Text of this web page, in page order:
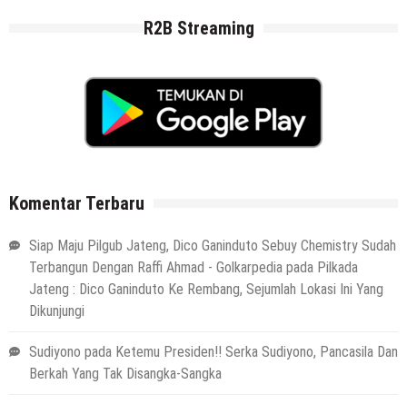
R2B Streaming
Komentar Terbaru
Siap Maju Pilgub Jateng, Dico Ganinduto Sebuy Chemistry Sudah
Terbangun Dengan Raffi Ahmad - Golkarpedia pada Pilkada
Jateng : Dico Ganinduto Ke Rembang, Sejumlah Lokasi Ini Yang
Dikunjungi
Sudiyono pada Ketemu Presiden!! Serka Sudiyono, Pancasila Dan
Berkah Yang Tak Disangka-Sangka